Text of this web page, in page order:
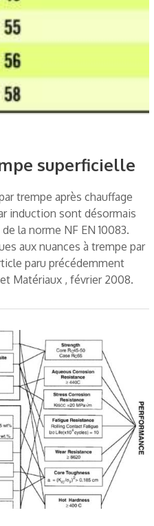
superficielle
trempe après chauffage
induction sont désormais
la norme NF EN 10083.
aux nuances à trempe par
paru précédemment
Matériaux , février 2008.